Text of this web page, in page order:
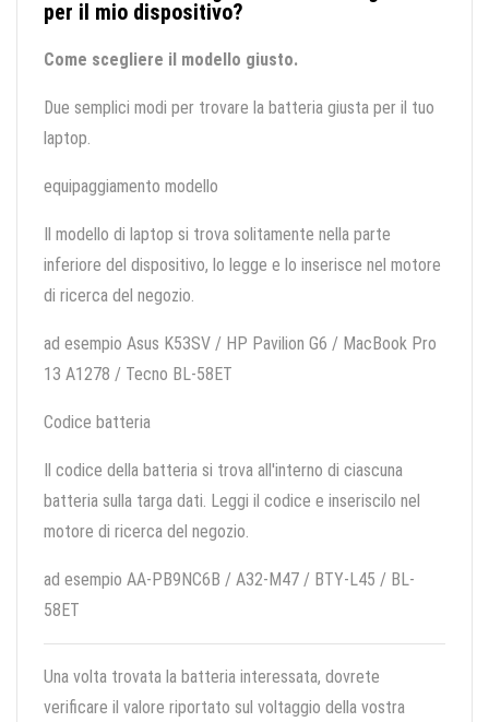
per il mio dispositivo?
Come scegliere il modello giusto.
Due semplici modi per trovare la batteria giusta per il tuo
laptop.
equipaggiamento modello
Il modello di laptop si trova solitamente nella parte
inferiore del dispositivo, lo legge e lo inserisce nel motore
di ricerca del negozio.
ad esempio Asus K53SV / HP Pavilion G6 / MacBook Pro
13 A1278 / Tecno BL-58ET
Codice batteria
Il codice della batteria si trova all'interno di ciascuna
batteria sulla targa dati. Leggi il codice e inseriscilo nel
motore di ricerca del negozio.
ad esempio AA-PB9NC6B / A32-M47 / BTY-L45 / BL-
58ET
Una volta trovata la batteria interessata, dovrete
verificare il valore riportato sul voltaggio della vostra